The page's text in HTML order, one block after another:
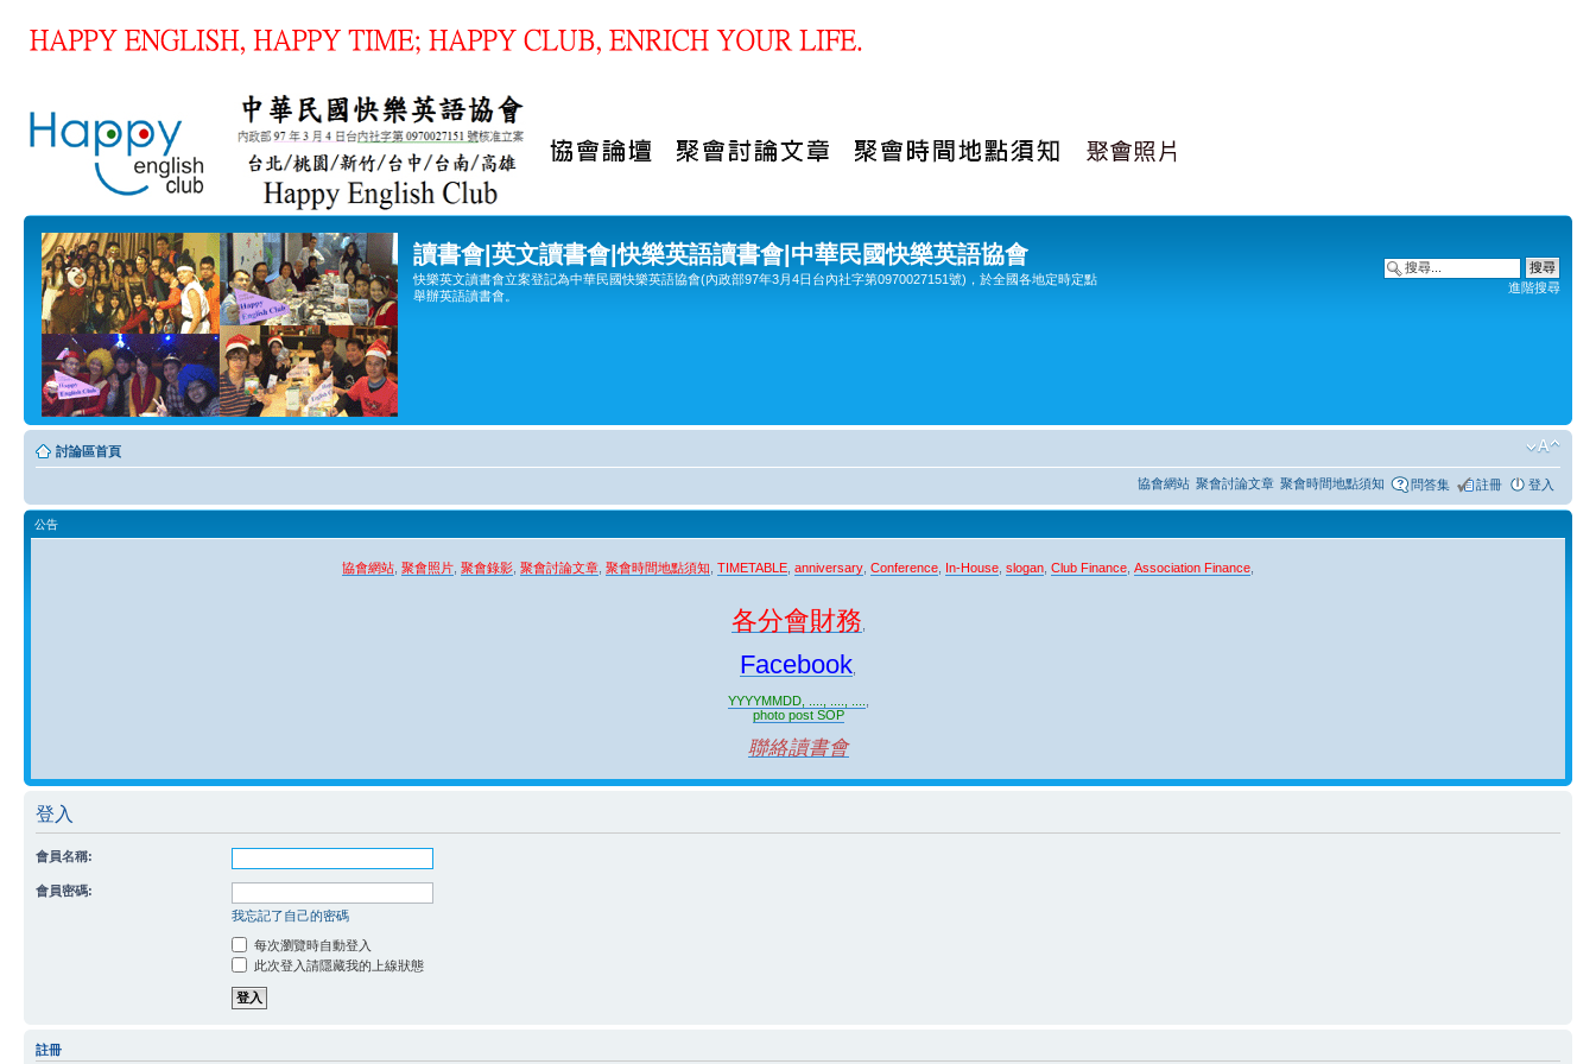
讀書會|英文讀書會|快樂英語讀書會|中華民國快樂英語協會
快樂英文讀書會立案登記為中華民國快樂英語協會(內政部97年3月4日台內社字第0970027151號)，於全國各地定時定點
舉辦英語讀書會。
進階搜尋
討論區首頁
協會網站 聚會討論文章 聚會時間地點須知 問答集 註冊 登入
公告
協會網站 聚會照片 聚會錄影 聚會討論文章 聚會時間地點須知 TIMETABLE anniversary Conference In-House slogan Club Finance Association Finance
各分會財務
Facebook
YYYYMMDD, ...., ...., ....
photo post SOP
聯絡讀書會
登入
會員名稱:
會員密碼:
我忘記了自己的密碼
每次瀏覽時自動登入
此次登入請隱藏我的上線狀態
註冊